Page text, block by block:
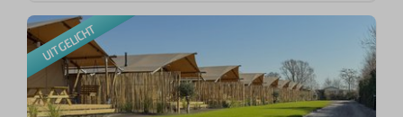
UITGELICHT